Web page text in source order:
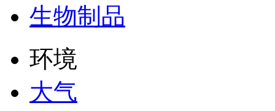
生物制品
环境
大气